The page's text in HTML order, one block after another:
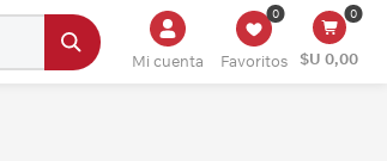
Mi cuenta Favoritos
0 0
$U 0,00